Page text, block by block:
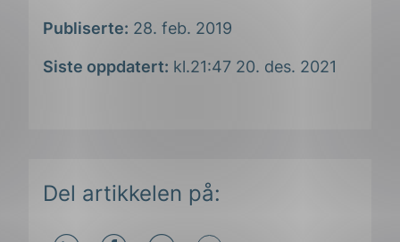
Publiserte: 28. feb. 2019
Siste oppdatert: kl.21:47 20. des. 2021
Del artikkelen på: